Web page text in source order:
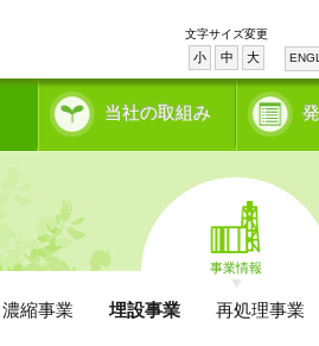
文字サイズ変更
小 中 大
当社の取組み
事業情報
濃縮事業 埋設事業 再処理事業